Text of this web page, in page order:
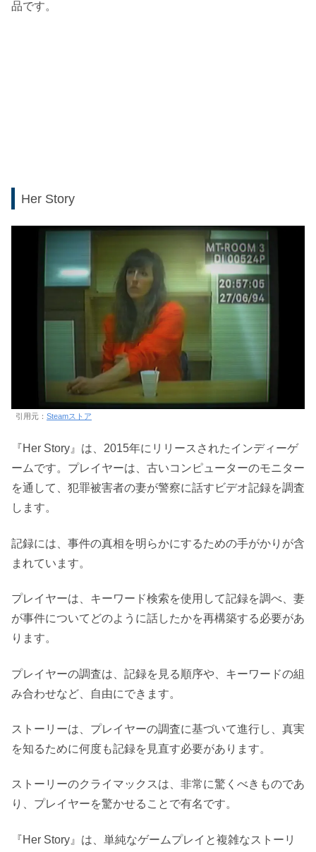
品です。
Her Story
引用元： Steamストア
『Her Story』は、2015年にリリースされたインディーゲ
ームです。プレイヤーは、古いコンピューターのモニター
を通して、犯罪被害者の妻が警察に話すビデオ記録を調査
します。
記録には、事件の真相を明らかにするための手がかりが含
まれています。
プレイヤーは、キーワード検索を使用して記録を調べ、妻
が事件についてどのように話したかを再構築する必要があ
ります。
プレイヤーの調査は、記録を見る順序や、キーワードの組
み合わせなど、自由にできます。
ストーリーは、プレイヤーの調査に基づいて進行し、真実
を知るために何度も記録を見直す必要があります。
ストーリーのクライマックスは、非常に驚くべきものであ
り、プレイヤーを驚かせることで有名です。
『Her Story』は、単純なゲームプレイと複雑なストーリ